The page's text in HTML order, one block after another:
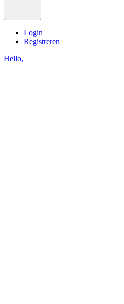
Login
Registreren
Hello,